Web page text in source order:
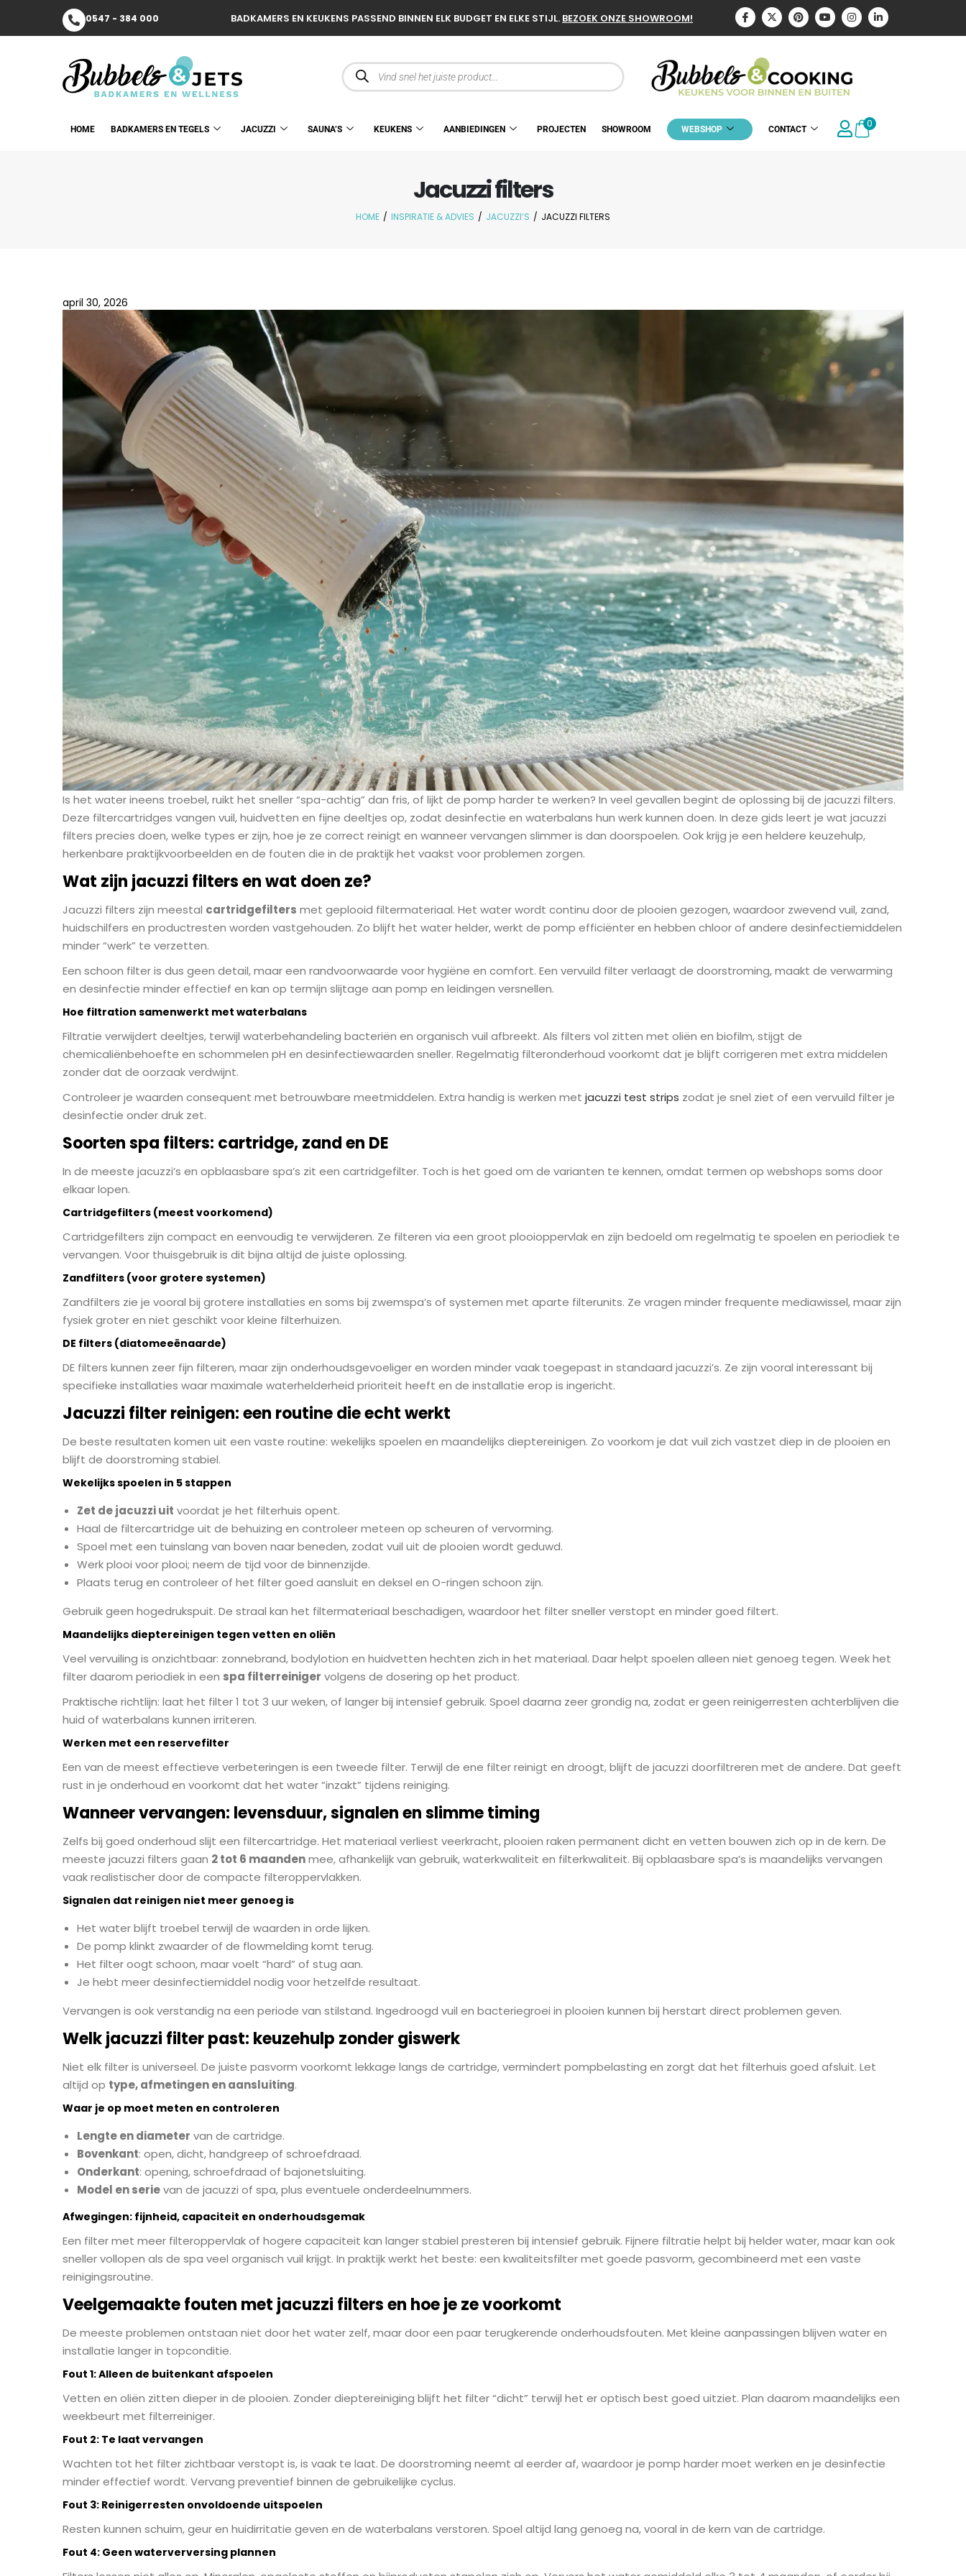
0547 - 384 000 BADKAMERS EN KEUKENS PASSEND BINNEN ELK BUDGET EN ELKE STIJL. BEZOEK ONZE SHOWROOM!
HOME BADKAMERS EN TEGELS JACUZZI SAUNA’S KEUKENS AANBIEDINGEN PROJECTEN SHOWROOM WEBSHOP CONTACT 0
Jacuzzi filters
HOME / INSPIRATIE & ADVIES / JACUZZI’S / JACUZZI FILTERS
april 30, 2026
Is het water ineens troebel, ruikt het sneller “spa-achtig” dan fris, of lijkt de pomp harder te werken? In veel gevallen begint de oplossing bij de jacuzzi filters.
Deze filtercartridges vangen vuil, huidvetten en fijne deeltjes op, zodat desinfectie en waterbalans hun werk kunnen doen. In deze gids leert je wat jacuzzi
filters precies doen, welke types er zijn, hoe je ze correct reinigt en wanneer vervangen slimmer is dan doorspoelen. Ook krijg je een heldere keuzehulp,
herkenbare praktijkvoorbeelden en de fouten die in de praktijk het vaakst voor problemen zorgen.
Wat zijn jacuzzi filters en wat doen ze?
Jacuzzi filters zijn meestal cartridgefilters met geplooid filtermateriaal. Het water wordt continu door de plooien gezogen, waardoor zwevend vuil, zand,
huidschilfers en productresten worden vastgehouden. Zo blijft het water helder, werkt de pomp efficiënter en hebben chloor of andere desinfectiemiddelen
minder “werk” te verzetten.
Een schoon filter is dus geen detail, maar een randvoorwaarde voor hygiëne en comfort. Een vervuild filter verlaagt de doorstroming, maakt de verwarming
en desinfectie minder effectief en kan op termijn slijtage aan pomp en leidingen versnellen.
Hoe filtration samenwerkt met waterbalans
Filtratie verwijdert deeltjes, terwijl waterbehandeling bacteriën en organisch vuil afbreekt. Als filters vol zitten met oliën en biofilm, stijgt de
chemicaliënbehoefte en schommelen pH en desinfectiewaarden sneller. Regelmatig filteronderhoud voorkomt dat je blijft corrigeren met extra middelen
zonder dat de oorzaak verdwijnt.
Controleer je waarden consequent met betrouwbare meetmiddelen. Extra handig is werken met jacuzzi test strips zodat je snel ziet of een vervuild filter je
desinfectie onder druk zet.
Soorten spa filters: cartridge, zand en DE
In de meeste jacuzzi’s en opblaasbare spa’s zit een cartridgefilter. Toch is het goed om de varianten te kennen, omdat termen op webshops soms door
elkaar lopen.
Cartridgefilters (meest voorkomend)
Cartridgefilters zijn compact en eenvoudig te verwijderen. Ze filteren via een groot plooioppervlak en zijn bedoeld om regelmatig te spoelen en periodiek te
vervangen. Voor thuisgebruik is dit bijna altijd de juiste oplossing.
Zandfilters (voor grotere systemen)
Zandfilters zie je vooral bij grotere installaties en soms bij zwemspa’s of systemen met aparte filterunits. Ze vragen minder frequente mediawissel, maar zijn
fysiek groter en niet geschikt voor kleine filterhuizen.
DE filters (diatomeeënaarde)
DE filters kunnen zeer fijn filteren, maar zijn onderhoudsgevoeliger en worden minder vaak toegepast in standaard jacuzzi’s. Ze zijn vooral interessant bij
specifieke installaties waar maximale waterhelderheid prioriteit heeft en de installatie erop is ingericht.
Jacuzzi filter reinigen: een routine die echt werkt
De beste resultaten komen uit een vaste routine: wekelijks spoelen en maandelijks dieptereinigen. Zo voorkom je dat vuil zich vastzet diep in de plooien en
blijft de doorstroming stabiel.
Wekelijks spoelen in 5 stappen
Zet de jacuzzi uit voordat je het filterhuis opent.
Haal de filtercartridge uit de behuizing en controleer meteen op scheuren of vervorming.
Spoel met een tuinslang van boven naar beneden, zodat vuil uit de plooien wordt geduwd.
Werk plooi voor plooi; neem de tijd voor de binnenzijde.
Plaats terug en controleer of het filter goed aansluit en deksel en O-ringen schoon zijn.
Gebruik geen hogedrukspuit. De straal kan het filtermateriaal beschadigen, waardoor het filter sneller verstopt en minder goed filtert.
Maandelijks dieptereinigen tegen vetten en oliën
Veel vervuiling is onzichtbaar: zonnebrand, bodylotion en huidvetten hechten zich in het materiaal. Daar helpt spoelen alleen niet genoeg tegen. Week het
filter daarom periodiek in een spa filterreiniger volgens de dosering op het product.
Praktische richtlijn: laat het filter 1 tot 3 uur weken, of langer bij intensief gebruik. Spoel daarna zeer grondig na, zodat er geen reinigerresten achterblijven die
huid of waterbalans kunnen irriteren.
Werken met een reservefilter
Een van de meest effectieve verbeteringen is een tweede filter. Terwijl de ene filter reinigt en droogt, blijft de jacuzzi doorfiltreren met de andere. Dat geeft
rust in je onderhoud en voorkomt dat het water “inzakt” tijdens reiniging.
Wanneer vervangen: levensduur, signalen en slimme timing
Zelfs bij goed onderhoud slijt een filtercartridge. Het materiaal verliest veerkracht, plooien raken permanent dicht en vetten bouwen zich op in de kern. De
meeste jacuzzi filters gaan 2 tot 6 maandenmee, afhankelijk van gebruik, waterkwaliteit en filterkwaliteit. Bij opblaasbare spa’s is maandelijks vervangen
vaak realistischer door de compacte filteroppervlakken.
Signalen dat reinigen niet meer genoeg is
Het water blijft troebel terwijl de waarden in orde lijken.
De pomp klinkt zwaarder of de flowmelding komt terug.
Het filter oogt schoon, maar voelt “hard” of stug aan.
Je hebt meer desinfectiemiddel nodig voor hetzelfde resultaat.
Vervangen is ook verstandig na een periode van stilstand. Ingedroogd vuil en bacteriegroei in plooien kunnen bij herstart direct problemen geven.
Welk jacuzzi filter past: keuzehulp zonder giswerk
Niet elk filter is universeel. De juiste pasvorm voorkomt lekkage langs de cartridge, vermindert pompbelasting en zorgt dat het filterhuis goed afsluit. Let
altijd op type, afmetingen en aansluiting.
Waar je op moet meten en controleren
Lengte en diameter van de cartridge.
Bovenkant: open, dicht, handgreep of schroefdraad.
Onderkant: opening, schroefdraad of bajonetsluiting.
Model en serievan de jacuzzi of spa, plus eventuele onderdeelnummers.
Afwegingen: fijnheid, capaciteit en onderhoudsgemak
Een filter met meer filteroppervlak of hogere capaciteit kan langer stabiel presteren bij intensief gebruik. Fijnere filtratie helpt bij helder water, maar kan ook
sneller vollopen als de spa veel organisch vuil krijgt. In praktijk werkt het beste: een kwaliteitsfilter met goede pasvorm, gecombineerd met een vaste
reinigingsroutine.
Veelgemaakte fouten met jacuzzi filters en hoe je ze voorkomt
De meeste problemen ontstaan niet door het water zelf, maar door een paar terugkerende onderhoudsfouten. Met kleine aanpassingen blijven water en
installatie langer in topconditie.
Fout 1: Alleen de buitenkant afspoelen
Vetten en oliën zitten dieper in de plooien. Zonder dieptereiniging blijft het filter “dicht” terwijl het er optisch best goed uitziet. Plan daarom maandelijks een
weekbeurt met filterreiniger.
Fout 2: Te laat vervangen
Wachten tot het filter zichtbaar verstopt is, is vaak te laat. De doorstroming neemt al eerder af, waardoor je pomp harder moet werken en je desinfectie
minder effectief wordt. Vervang preventief binnen de gebruikelijke cyclus.
Fout 3: Reinigerresten onvoldoende uitspoelen
Resten kunnen schuim, geur en huidirritatie geven en de waterbalans verstoren. Spoel altijd lang genoeg na, vooral in de kern van de cartridge.
Fout 4: Geen waterverversing plannen